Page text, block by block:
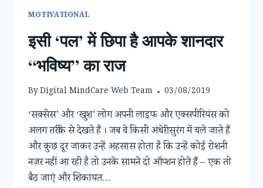
MOTIVATIONAL
इसी ‘पल’ में छिपा है आपके शानदार
“भविष्य” का राज
ByDigital MindCare Web Team 03/08/2019
‘सक्सेस’ और ‘खुश’ लोग अपनी लाइफ और एक्सपीरियंस को
अलग तरीके से देखते हैं । जब वे किसी अंधेरी सुरंग में चले जाते हैं
और कुछ दूर जाकर उन्हें अहसास होता है कि उन्हें कोई रोशनी
नज़र नहीं आ रही है तो उनके सामने दो ऑप्शन होते हैं – एक तो
बैठ जाएं और शिकायत…